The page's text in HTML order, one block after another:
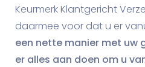
Keurmerk Klantgericht
daarmee voor dat u er
een nette manier met uw
er alles aan doen om u